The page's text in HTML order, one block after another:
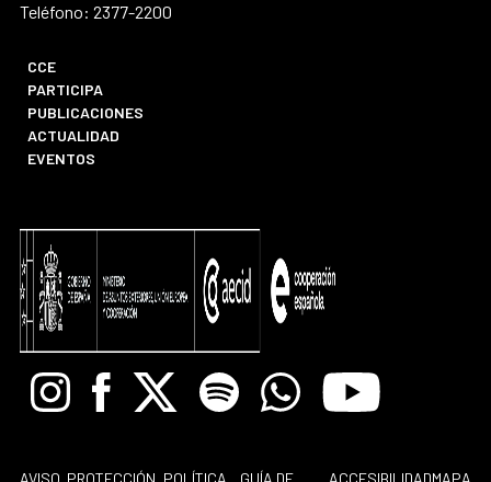
Teléfono: 2377-2200
CCE
PARTICIPA
PUBLICACIONES
ACTUALIDAD
EVENTOS
InstagramFacebook
X Spotify WhatsappYoutube